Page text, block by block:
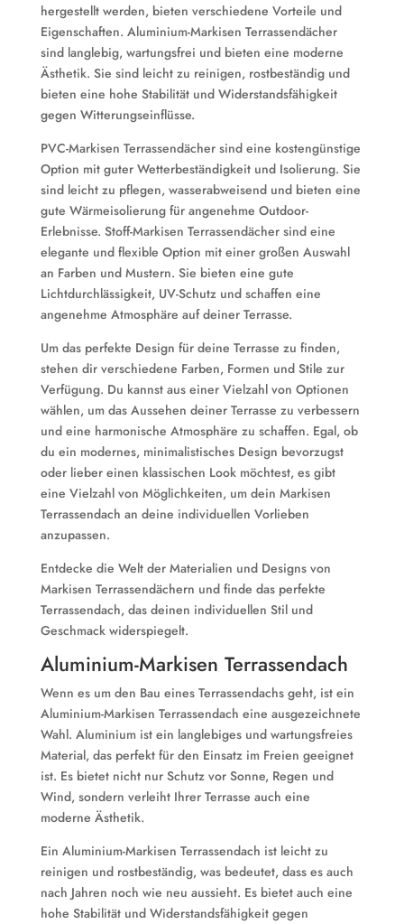
hergestellt werden, bieten verschiedene Vorteile und
Eigenschaften. Aluminium-Markisen Terrassendächer
sind langlebig, wartungsfrei und bieten eine moderne
Ästhetik. Sie sind leicht zu reinigen, rostbeständig und
bieten eine hohe Stabilität und Widerstandsfähigkeit
gegen Witterungseinflüsse.
PVC-Markisen Terrassendächer sind eine kostengünstige
Option mit guter Wetterbeständigkeit und Isolierung. Sie
sind leicht zu pflegen, wasserabweisend und bieten eine
gute Wärmeisolierung für angenehme Outdoor-
Erlebnisse. Stoff-Markisen Terrassendächer sind eine
elegante und flexible Option mit einer großen Auswahl
an Farben und Mustern. Sie bieten eine gute
Lichtdurchlässigkeit, UV-Schutz und schaffen eine
angenehme Atmosphäre auf deiner Terrasse.
Um das perfekte Design für deine Terrasse zu finden,
stehen dir verschiedene Farben, Formen und Stile zur
Verfügung. Du kannst aus einer Vielzahl von Optionen
wählen, um das Aussehen deiner Terrasse zu verbessern
und eine harmonische Atmosphäre zu schaffen. Egal, ob
du ein modernes, minimalistisches Design bevorzugst
oder lieber einen klassischen Look möchtest, es gibt
eine Vielzahl von Möglichkeiten, um dein Markisen
Terrassendach an deine individuellen Vorlieben
anzupassen.
Entdecke die Welt der Materialien und Designs von
Markisen Terrassendächern und finde das perfekte
Terrassendach, das deinen individuellen Stil und
Geschmack widerspiegelt.
Aluminium-Markisen Terrassendach
Wenn es um den Bau eines Terrassendachs geht, ist ein
Aluminium-Markisen Terrassendach eine ausgezeichnete
Wahl. Aluminium ist ein langlebiges und wartungsfreies
Material, das perfekt für den Einsatz im Freien geeignet
ist. Es bietet nicht nur Schutz vor Sonne, Regen und
Wind, sondern verleiht Ihrer Terrasse auch eine
moderne Ästhetik.
Ein Aluminium-Markisen Terrassendach ist leicht zu
reinigen und rostbeständig, was bedeutet, dass es auch
nach Jahren noch wie neu aussieht. Es bietet auch eine
hohe Stabilität und Widerstandsfähigkeit gegen